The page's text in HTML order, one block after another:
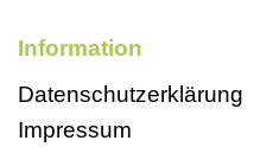
Information
Datenschutzerklärung
Impressum